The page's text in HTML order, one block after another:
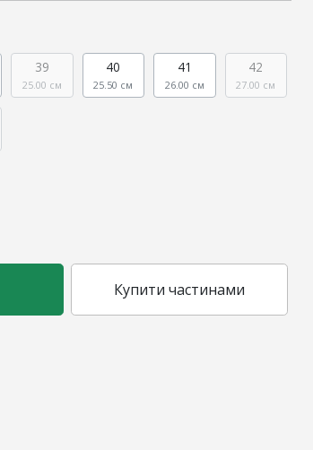
39
25.00 см
40
25.50 см
41
26.00 см
42
27.00 см
Купити частинами